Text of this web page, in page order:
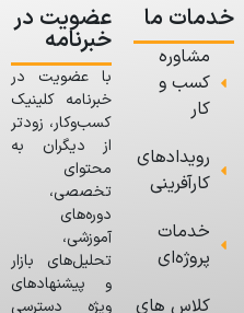
خدمات ما
مشاوره
کسب و
کار
رویدادهای
کارآفرینی
خدمات
پروژه‌ای
کلاس های
عضویت در
خبرنامه
با عضویت در
خبرنامه کلینیک
کسب‌وکار، زودتر
از دیگران به
محتوای
تخصصی،
دوره‌های
آموزشی،
تحلیل‌های بازار
و پیشنهادهای
ویژه دسترسی